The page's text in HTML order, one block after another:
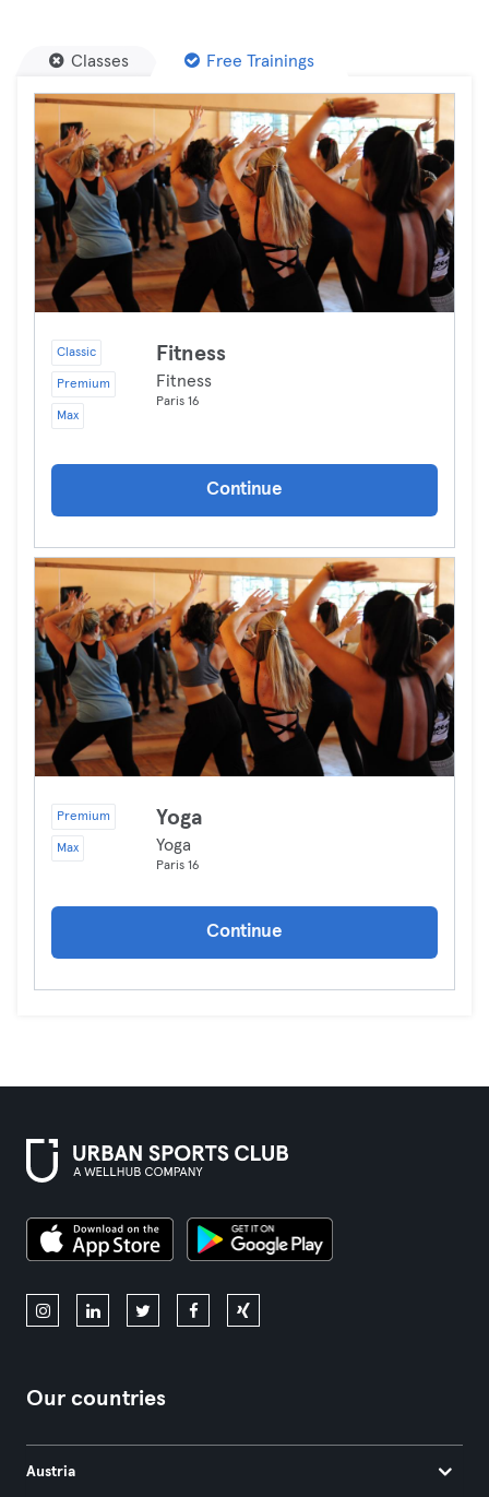
Classes Free Trainings
Classic
Premium
Max
Fitness
Fitness
Paris 16
Continue
Premium
Max
Yoga
Yoga
Paris 16
Continue
Our countries
Austria